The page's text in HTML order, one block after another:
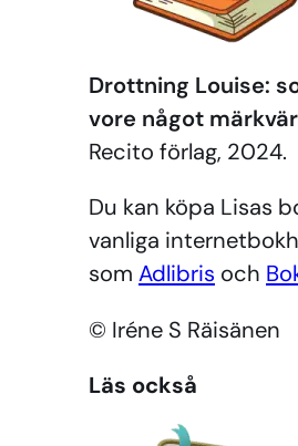
Drottning Louise:
vore något
Recito förlag, 2024.
Du kan köpa Lisas
vanliga
som Adlibris och
© Iréne S Räisänen
Läs också